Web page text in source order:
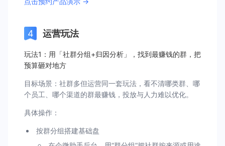
运营玩法
玩法1：用「社群分组+归因分析」，找到最赚钱的群，把
预算砸对地方
目标场景：社群多但运营同一套玩法，看不清哪类群、哪
个员工、哪个渠道的群最赚钱，投放与人力难以优化。
具体操作：
按群分组搭建基础盘